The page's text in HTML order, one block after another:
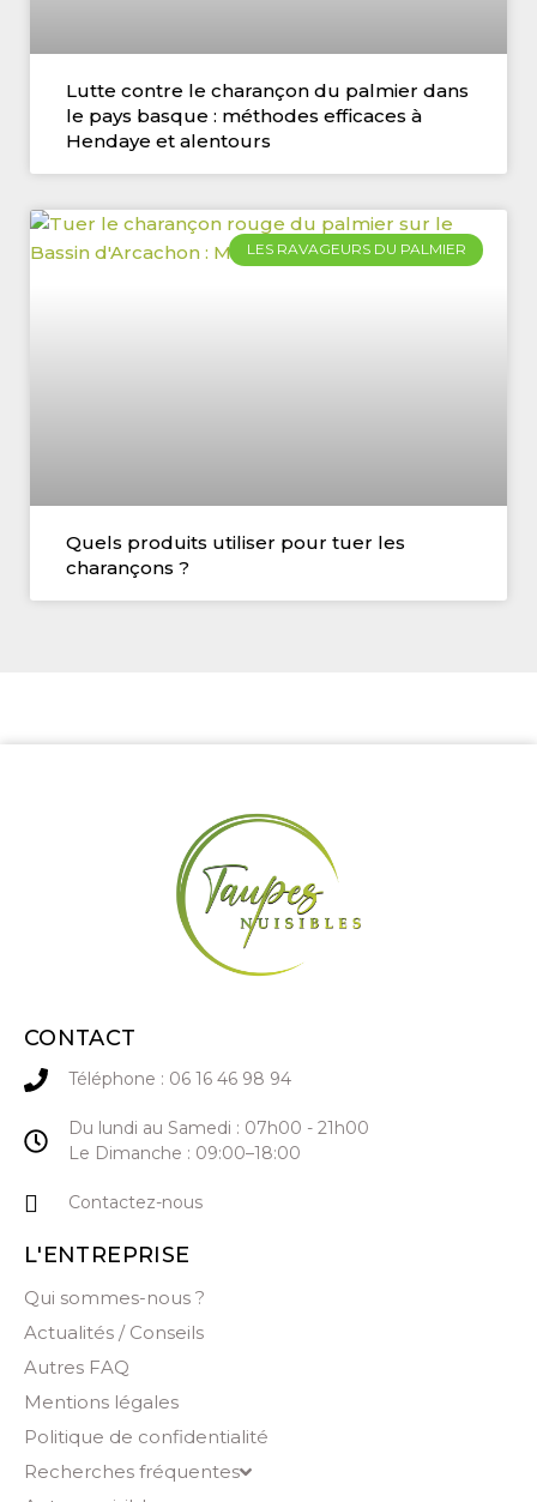
Lutte contre le charançon du palmier dans
le pays basque : méthodes efficaces à
Hendaye et alentours
LES RAVAGEURS DU PALMIER
Quels produits utiliser pour tuer les
charançons ?
CONTACT
Téléphone : 06 16 46 98 94
Du lundi au Samedi : 07h00 - 21h00
Le Dimanche : 09:00–18:00
Contactez-nous
L'ENTREPRISE
Qui sommes-nous ?
Actualités / Conseils
Autres FAQ
Mentions légales
Politique de confidentialité
Recherches fréquentes